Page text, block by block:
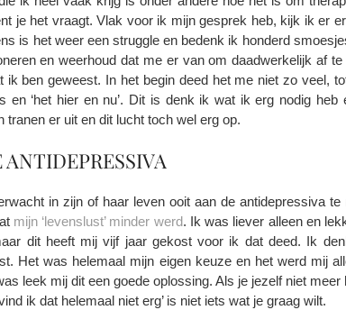
je het vraagt. Vlak voor ik mijn gesprek heb, kijk ik er
is het weer een struggle en bedenk ik honderd
en weerhoud dat me er van om daadwerkelijk af
ik ben geweest. In het begin deed het me niet zo veel,
en ‘het hier en nu’. Dit is denk ik wat ik erg nodig
tranen er uit en dit lucht toch wel erg op.
ANTIDEPRESSIVA
in zijn of haar leven ooit aan de antidepressiva
mijn ‘levenslust’ minder werd. Ik was liever alleen en
dit heeft mij vijf jaar gekost voor ik dat deed. Ik
Het was helemaal mijn eigen keuze en het werd mij
leek mij dit een goede oplossing. Als je jezelf niet
ik dat helemaal niet erg’ is niet iets wat je graag wilt.